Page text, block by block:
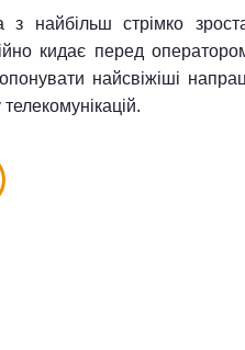
з найбільш стрімко
кидає перед
найсвіжіші
телекомунікацій.